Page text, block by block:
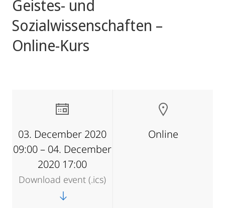
Geistes- und
Sozialwissenschaften –
Online-Kurs
03. December 2020
09:00 – 04. December
2020 17:00
Download event (.ics)
Online